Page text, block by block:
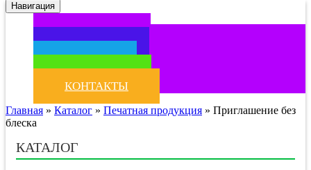
Навигация
ГЛАВНАЯ
КАТАЛОГ
АКЦИИ
НОВОСТИ
КОНТАКТЫ
Главная » Каталог » Печатная продукция » Приглашение без
блеска
КАТАЛОГ